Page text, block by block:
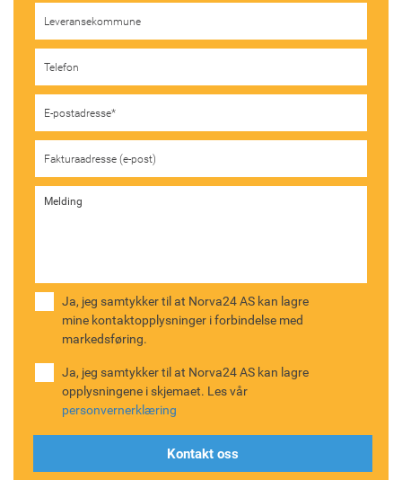
Ja, jeg samtykker til at Norva24 AS kan lagre
mine kontaktopplysninger i forbindelse med
markedsføring.
Ja, jeg samtykker til at Norva24 AS kan lagre
opplysningene i skjemaet. Les vår
personvernerklæring